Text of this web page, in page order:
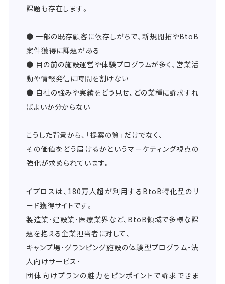
課題も存在します。
● 一部の既存顧客に依存しがちで、新規開拓やBtoB
案件獲得に課題がある
● 目の前の施設運営や体験プログラムが多く、営業活
動や情報発信に時間を割けない
● 自社の強みや実績をどう見せ、どの業種に訴求すれ
ばよいか分からない
こうした背景から、「提案の質」だけでなく、
その価値をどう届けるかというマーケティング視点の
強化が求められています。
イプロスは、180万人超が利用するBtoB特化型のリ
ード獲得サイトです。
製造業・建設業・医療業界など、BtoB領域で多様な課
題を抱える企業担当者に対して、
キャンプ場・グランピング施設の体験型プログラム・法
人向けサービス・
団体向けプランの魅力をピンポイントで訴求できま